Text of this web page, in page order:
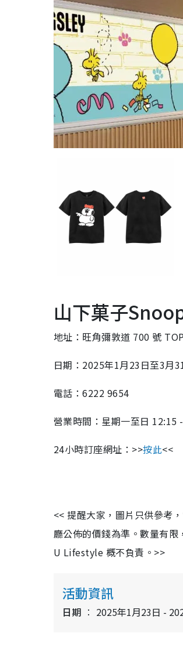
山下菓子
地址：旺角彌敦道 700 號
日期：2025年1月23日至3月
電話：6222 9654
營業時間：星期一至日 12:15
24小時訂座網址：>>按此<<
<< 提醒大家，圖片只供參考
廳公佈的價錢為準。數量有限
U Lifestyle 概不負責。>>
活動資訊
日期 2025年1月23日 -